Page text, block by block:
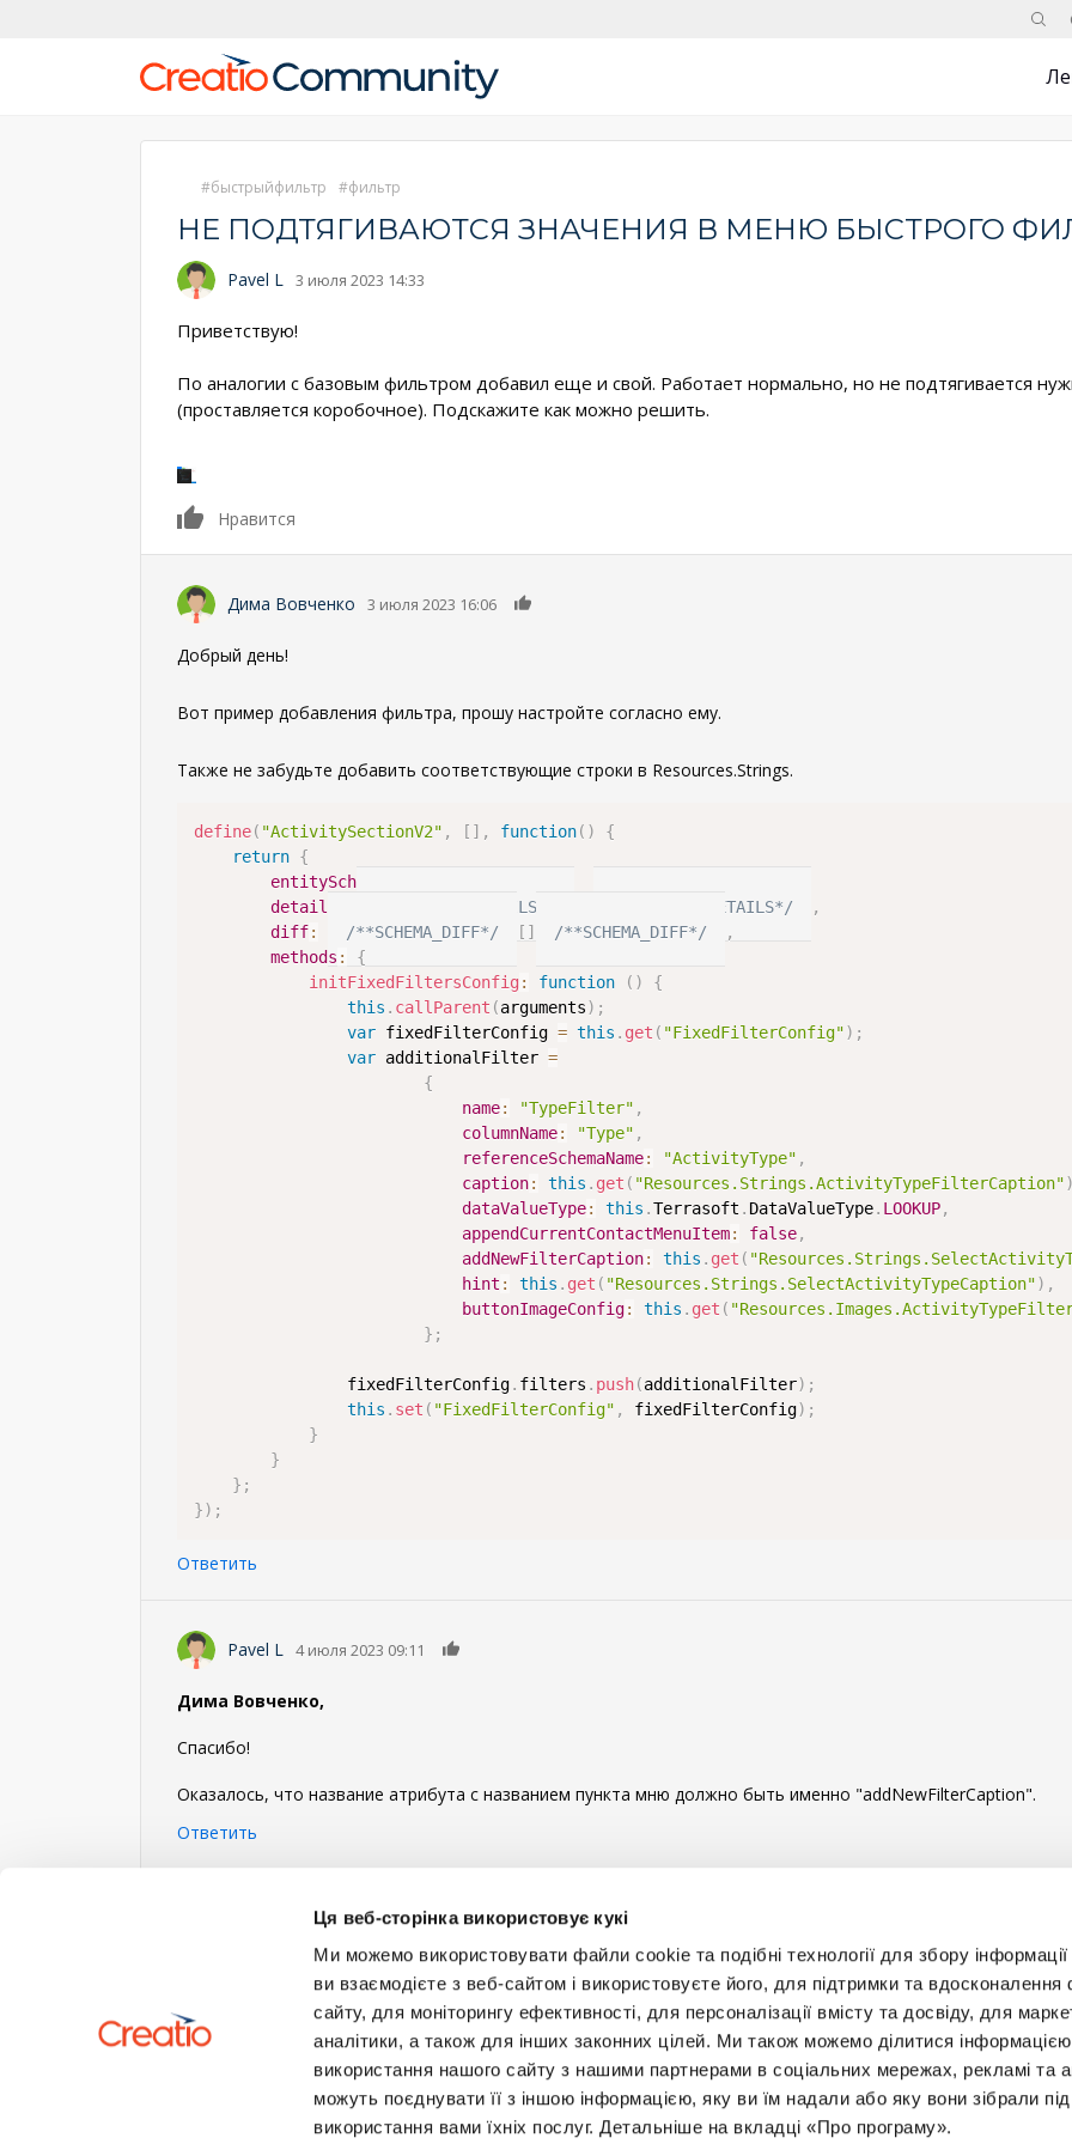
Ця веб-сторінка використовує кукі
Ми можемо використовувати файли cookie та подібні технології для збору
ви взаємодієте з веб-сайтом і використовуєте його, для підтримки та вдосконалення
сайту, для моніторингу ефективності, для персоналізації вмісту та досвіду, для
аналітики, а також для інших законних цілей. Ми також можемо ділитися
використання нашого сайту з нашими партнерами в соціальних мережах, рекламі та
можуть поєднувати її з іншою інформацією, яку ви їм надали або яку вони зібрали
використання вами їхніх послуг. Детальніше на вкладці «Про програму».
быстрыйфильтр фильтр
НЕ ПОДТЯГИВАЮТСЯ ЗНАЧЕНИЯ В МЕНЮ БЫСТРОГО
Pavel L 3 июля 2023 14:33
Приветствую!
По аналогии с базовым фильтром добавил еще и свой. Работает нормально, но не подтягивается
(проставляется коробочное). Подскажите как можно решить.
0
Нравится
Дима Вовченко 3 июля 2023 16:06
Добрый день!
Вот пример добавления фильтра, прошу настройте согласно ему.
Также не забудьте добавить соответствующие строки в Resources.Strings.
define( "ActivitySectionV2" , [ ] , function( )
{
return {
entitySchemaName
details
/**SCHEMA_DETAILS*/ /**SCHEMA_DETAILS*/
,
diff: /**SCHEMA_DIFF*/ [ ] /**SCHEMA_DIFF*/
,
methods :
{
initFixedFiltersConfig : function ( )
{
this . callParent (arguments) ;
var fixedFilterConfig = this . get ( "FixedFilterConfig") ;
var additionalFilter =
{
name: "TypeFilter" ,
columnName: "Type" ,
referenceSchemaName: "ActivityType" ,
caption: this . get ( "Resources.Strings.ActivityTypeFilterCaption")
dataValueType: this .Terrasoft . DataValueType. LOOKUP,
appendCurrentContactMenuItem: false,
addNewFilterCaption: this . get (
hint : this . get ( "Resources.Strings.SelectActivityTypeCaption") ,
buttonImageConfig: this . get (
} ;
                fixedFilterConfig
. filters . push(additionalFilter) ;
this . set ( "FixedFilterConfig" , fixedFilterConfig) ;
}
}
} ;
}) ;
Ответить
Pavel L 4 июля 2023 09:11
Дима Вовченко,
Спасибо!
Оказалось, что название атрибута с названием пункта мню должно быть именно "addNewFilterCaption".
Ответить
+38